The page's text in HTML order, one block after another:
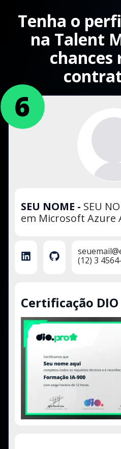
Tenha o
na Talent
chances
SEU NOME - SEU
em Microsoft Azure
(12) 3
Certificação DIO